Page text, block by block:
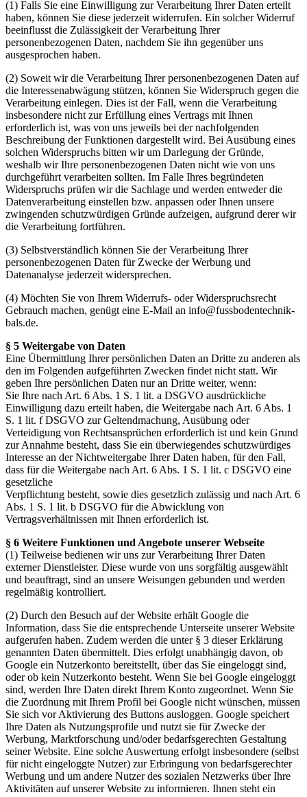
(1) Falls Sie eine Einwilligung zur Verarbeitung Ihrer Daten erteilt
haben, können Sie diese jederzeit widerrufen. Ein solcher Widerruf
beeinflusst die Zulässigkeit der Verarbeitung Ihrer
personenbezogenen Daten, nachdem Sie ihn gegenüber uns
ausgesprochen haben.
(2) Soweit wir die Verarbeitung Ihrer personenbezogenen Daten auf
die Interessenabwägung stützen, können Sie Widerspruch gegen die
Verarbeitung einlegen. Dies ist der Fall, wenn die Verarbeitung
insbesondere nicht zur Erfüllung eines Vertrags mit Ihnen
erforderlich ist, was von uns jeweils bei der nachfolgenden
Beschreibung der Funktionen dargestellt wird. Bei Ausübung eines
solchen Widerspruchs bitten wir um Darlegung der Gründe,
weshalb wir Ihre personenbezogenen Daten nicht wie von uns
durchgeführt verarbeiten sollten. Im Falle Ihres begründeten
Widerspruchs prüfen wir die Sachlage und werden entweder die
Datenverarbeitung einstellen bzw. anpassen oder Ihnen unsere
zwingenden schutzwürdigen Gründe aufzeigen, aufgrund derer wir
die Verarbeitung fortführen.
(3) Selbstverständlich können Sie der Verarbeitung Ihrer
personenbezogenen Daten für Zwecke der Werbung und
Datenanalyse jederzeit widersprechen.
(4) Möchten Sie von Ihrem Widerrufs- oder Widerspruchsrecht
Gebrauch machen, genügt eine E-Mail an info@fussbodentechnik-
bals.de.
§ 5 Weitergabe von Daten
Eine Übermittlung Ihrer persönlichen Daten an Dritte zu anderen als
den im Folgenden aufgeführten Zwecken findet nicht statt. Wir
geben Ihre persönlichen Daten nur an Dritte weiter, wenn:
Sie Ihre nach Art. 6 Abs. 1 S. 1 lit. a DSGVO ausdrückliche
Einwilligung dazu erteilt haben, die Weitergabe nach Art. 6 Abs. 1
S. 1 lit. f DSGVO zur Geltendmachung, Ausübung oder
Verteidigung von Rechtsansprüchen erforderlich ist und kein Grund
zur Annahme besteht, dass Sie ein überwiegendes schutzwürdiges
Interesse an der Nichtweitergabe Ihrer Daten haben, für den Fall,
dass für die Weitergabe nach Art. 6 Abs. 1 S. 1 lit. c DSGVO eine
gesetzliche
Verpflichtung besteht, sowie dies gesetzlich zulässig und nach Art. 6
Abs. 1 S. 1 lit. b DSGVO für die Abwicklung von
Vertragsverhältnissen mit Ihnen erforderlich ist.
§ 6 Weitere Funktionen und Angebote unserer Webseite
(1) Teilweise bedienen wir uns zur Verarbeitung Ihrer Daten
externer Dienstleister. Diese wurde von uns sorgfältig ausgewählt
und beauftragt, sind an unsere Weisungen gebunden und werden
regelmäßig kontrolliert.
(2) Durch den Besuch auf der Website erhält Google die
Information, dass Sie die entsprechende Unterseite unserer Website
aufgerufen haben. Zudem werden die unter § 3 dieser Erklärung
genannten Daten übermittelt. Dies erfolgt unabhängig davon, ob
Google ein Nutzerkonto bereitstellt, über das Sie eingeloggt sind,
oder ob kein Nutzerkonto besteht. Wenn Sie bei Google eingeloggt
sind, werden Ihre Daten direkt Ihrem Konto zugeordnet. Wenn Sie
die Zuordnung mit Ihrem Profil bei Google nicht wünschen, müssen
Sie sich vor Aktivierung des Buttons ausloggen. Google speichert
Ihre Daten als Nutzungsprofile und nutzt sie für Zwecke der
Werbung, Marktforschung und/oder bedarfsgerechten Gestaltung
seiner Website. Eine solche Auswertung erfolgt insbesondere (selbst
für nicht eingeloggte Nutzer) zur Erbringung von bedarfsgerechter
Werbung und um andere Nutzer des sozialen Netzwerks über Ihre
Aktivitäten auf unserer Website zu informieren. Ihnen steht ein